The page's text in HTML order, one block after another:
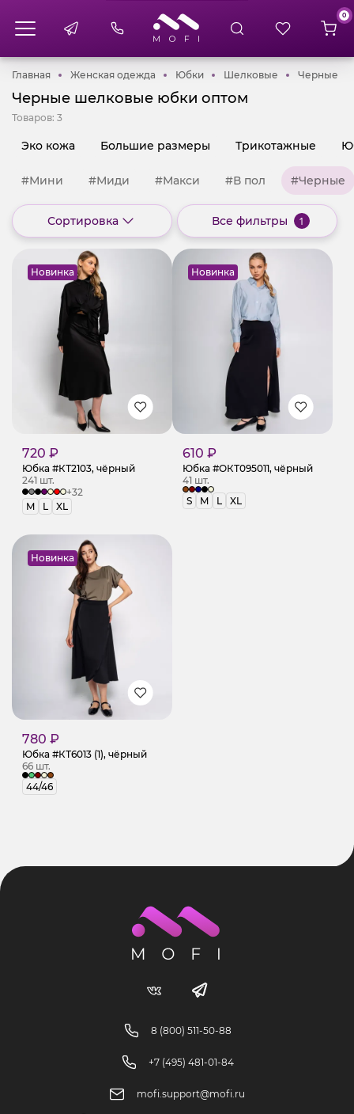
0
ГлавнаяГлавнаяЖенская одежда Женская одежда
ЮбкиЮбкиШелковые Шелковые
Черные
Черные шелковые юбки оптом
Товаров: 3
Эко кожа Большие размеры Трикотажные
#Мини #Миди #Макси #В пол #Черные
Сортировка Все фильтры 1
Новинка
720 ₽
Юбка #КТ2103, чёрный
241 шт.
+32
M
L XL
Новинка
610 ₽
Юбка #ОКТ095011, чёрный
41 шт.
S
M L XL
Новинка
780 ₽
Юбка #КТ6013 (1), чёрный
66 шт.
44/46
8 (800) 511-50-88
+7 (495) 481-01-84
mofi.support@mofi.ru